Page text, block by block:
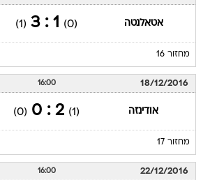
אטאלנטה (0)
1 : 3
(1)
מחזור 16
18/12/2016
16:00
אודינזה (1)
2 : 0
(0)
מחזור 17
22/12/2016
16:00